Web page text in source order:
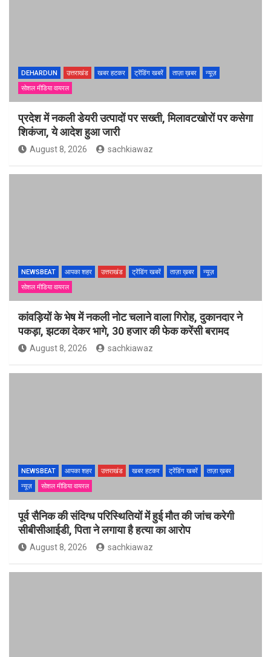
DEHARDUN उत्तराखंड खबर हटकर ट्रेंडिंग खबरें ताज़ा ख़बर
न्यूज़
सोशल मीडिया वायरल
प्रदेश में नकली डेयरी उत्पादों पर सख्ती, मिलावटखोरों पर कसेगा
शिकंजा, ये आदेश हुआ जारी
August 8, 2026 sachkiawaz
NEWSBEAT आपका शहर उत्तराखंड ट्रेंडिंग खबरें ताज़ा ख़बर
न्यूज़
सोशल मीडिया वायरल
कांवड़ियों के भेष में नकली नोट चलाने वाला गिरोह, दुकानदार ने
पकड़ा, झटका देकर भागे, 30 हजार की फेक करेंसी बरामद
August 8, 2026 sachkiawaz
NEWSBEAT आपका शहर उत्तराखंड खबर हटकर ट्रेंडिंग खबरें
ताज़ा ख़बर
न्यूज़
सोशल मीडिया वायरल
पूर्व सैनिक की संदिग्ध परिस्थितियों में हुई मौत की जांच करेगी
सीबीसीआईडी, पिता ने लगाया है हत्या का आरोप
August 8, 2026 sachkiawaz